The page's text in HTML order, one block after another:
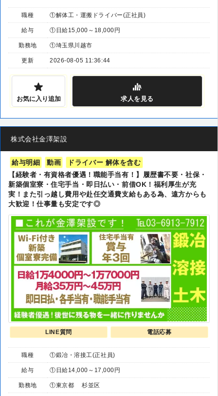
職種 ①解体工・運搬ドライバー(正社員)
給与 ①日給15,000～18,000円
勤務地 ①埼玉県川越市
更新 2026-08-05 11:36:44
お気に入り追加 求人 を見る
株式会社金澤架設
給与明細 動画
ドライバー 解体を含む
【経験者・有資格者優遇！職能手当有！】履歴書不要・社保・
新築個室寮・住宅手当・即日払い・前借OK！福利厚生が充
実！また引っ越し費用や赴任交通費支給もある為、遠方からも
大歓迎！仕事量も安定です◎
LINE質問 電話応募
職種 ①鍛冶・溶接工(正社員)
給与 ①日給14,000～17,000円
勤務地 ①東京都 杉並区